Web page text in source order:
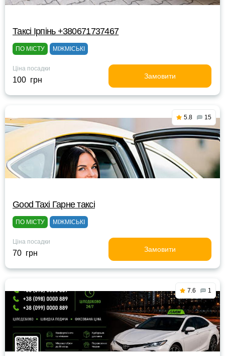
Таксі Ірпінь +380671737467
ПО МІСТУ МІЖМІСЬКІ
Ціна посадки
100 грн Замовити
5.8 15
Good Taxi Гарне таксi
ПО МІСТУ МІЖМІСЬКІ
Ціна посадки
70 грн Замовити
7.6 1